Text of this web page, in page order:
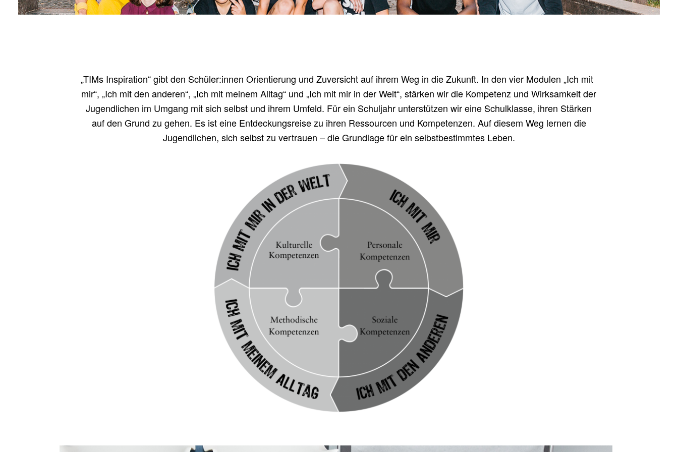
„TIMs Inspi­ra­ti­on“ gibt den Schüler:innen Ori­en­tie­rung und Zuver­sicht auf ihrem Weg in die Zukunft. In den vier Modu­len „Ich mit
mir“, „Ich mit den ande­ren“, „Ich mit mei­nem All­tag“ und „Ich mit mir in der Welt“, stär­ken wir die Kom­pe­tenz und Wirk­sam­keit der
Jugend­li­chen im Umgang mit sich selbst und ihrem Umfeld. Für ein Schul­jahr unter­stüt­zen wir eine Schul­klas­se, ihren Stär­ken
auf den Grund zu gehen. Es ist eine Ent­de­ckungs­rei­se zu ihren Res­sour­cen und Kom­pe­ten­zen. Auf die­sem Weg ler­nen die
Jugend­li­chen, sich selbst zu ver­trau­en – die Grund­la­ge für ein selbst­be­stimm­tes Leben.